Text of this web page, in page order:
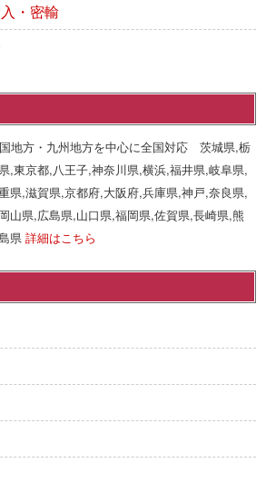
・密輸
地方・九州地方を中心に全国対応 茨城県,栃
,東京都,八王子,神奈川県,横浜,福井県,岐阜県,
県,滋賀県,京都府,大阪府,兵庫県,神戸,奈良県,
山県,広島県,山口県,福岡県,佐賀県,長崎県,熊
県詳細はこちら